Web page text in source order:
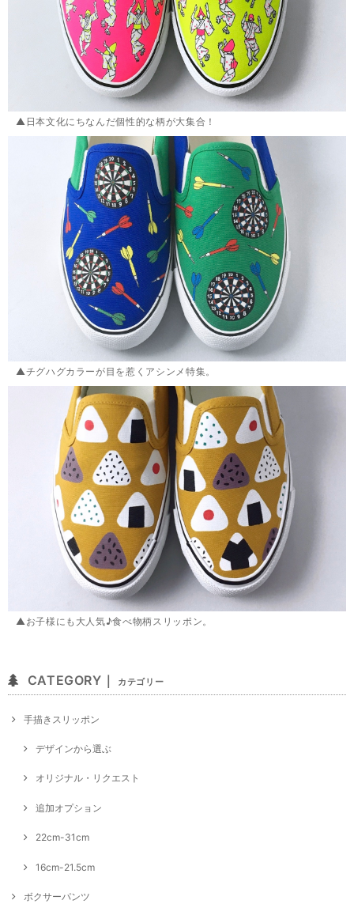
▲日本文化にちなんだ個性的な柄が大集合！
▲チグハグカラーが目を惹くアシンメ特集。
▲お子様にも大人気♪食べ物柄スリッポン。
CATEGORY｜ カテゴリー
手描きスリッポン
デザインから選ぶ
オリジナル・リクエスト
追加オプション
22cm-31cm
16cm-21.5cm
ボクサーパンツ